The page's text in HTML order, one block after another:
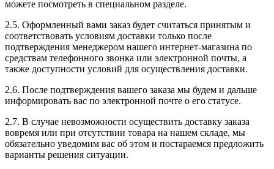
можете посмотреть в специальном разделе.
2.5. Оформленный вами заказ будет считаться принятым и
соответствовать условиям доставки только после
подтверждения менеджером нашего интернет-магазина по
средствам телефонного звонка или электронной почты, а
также доступности условий для осуществления доставки.
2.6. После подтверждения вашего заказа мы будем и дальше
информировать вас по электронной почте о его статусе.
2.7. В случае невозможности осуществить доставку заказа
вовремя или при отсутствии товара на нашем складе, мы
обязательно уведомим вас об этом и постараемся предложить
варианты решения ситуации.